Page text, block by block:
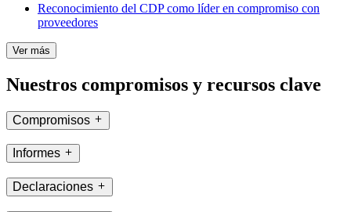
Reconocimiento del CDP como líder en compromiso con
proveedores
Ver más
Nuestros compromisos y recursos clave
Compromisos
Informes
Declaraciones